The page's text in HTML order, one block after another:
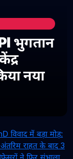
भुगतान
नया